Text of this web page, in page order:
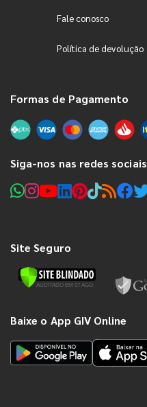
Fale conosco
Política de devolução
Formas de Pagamento
Siga-nos nas redes sociais
Site Seguro
Baixe o App GIV Online